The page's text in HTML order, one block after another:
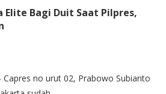
Elite Bagi Duit Saat Pilpres,
Capres no urut 02, Prabowo Subianto